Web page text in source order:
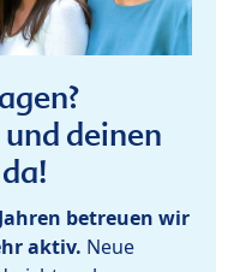
deinen
betreuen wir
aktiv. Neue